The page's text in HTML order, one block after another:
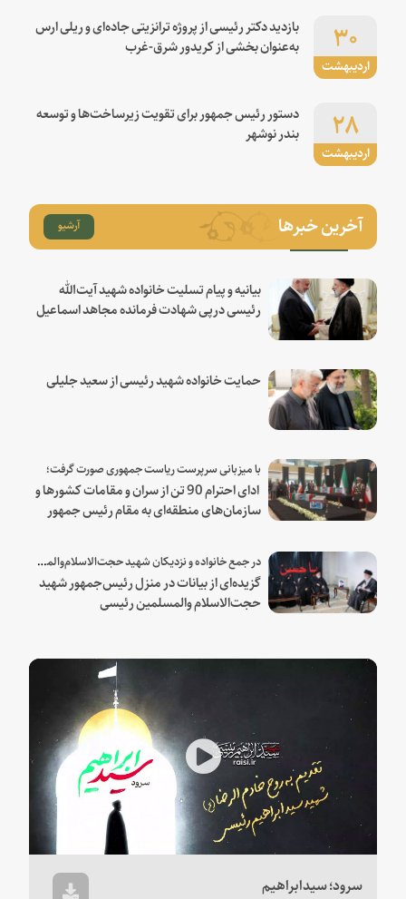
اردیبهشت
۳۰
بازدید دکتر رئیسی از پروژه ترانزیتی جاده‌ای و ریلی ارس
به‌عنوان بخشی از کریدور شرق-غرب
اردیبهشت
۲۸
دستور رئیس جمهور برای تقویت زیرساخت‌ها و توسعه
بندر نوشهر
آخرین خبرها آرشیو
بیانیه و پیام تسلیت خانواده شهید آیت‌الله
رئیسی درپی شهادت فرمانده مجاهد اسماعیل
حمایت خانواده شهید رئیسی از سعید جلیلی
با میزبانی سرپرست ریاست جمهوری صورت گرفت؛
ادای احترام 90 تن از سران و مقامات کشورها و
سازمان‌های منطقه‌ای به مقام رئیس جمهور
در جمع خانواده و نزدیکان شهید حجت‌الاسلام‌والمسلمین رئیسی:
گزیده‌ای از بیانات در منزل رئیس‌جمهور شهید
حجت‌الاسلام والمسلمین رئیسی
Play
Video
سرود؛ سیدابراهیم